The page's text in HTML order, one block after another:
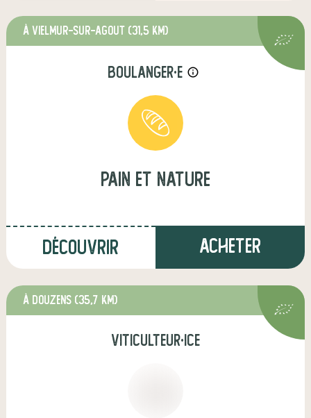
à Vielmur-sur-Agout (31,5 km)
boulanger·e info_outline
Pain et nature
Découvrir Acheter
à Douzens (35,7 km)
viticulteur·ice